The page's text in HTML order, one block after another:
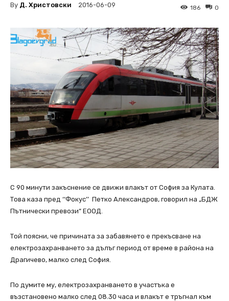
By Д. Христовски 2016-06-09 0
186
С 90 минути закъснение се движи влакът от София за Кулата.
Това каза пред ‘‘Фокус’’ Петко Александров, говорил на „БДЖ
Пътнически превози“ ЕООД.
Той поясни, че причината за забавянето е прекъсване на
електрозахранването за дълъг период от време в района на
Драгичево, малко след София.
По думите му, електрозахранването в участъка е
възстановено малко след 08.30 часа и влакът е тръгнал към